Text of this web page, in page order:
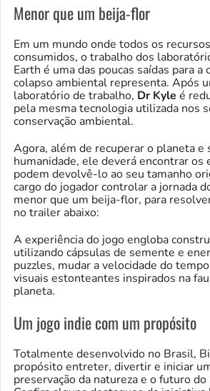
Menor que um beija-flor
Em um mundo onde todos os
consumidos, o trabalho dos
Earth é uma das poucas saídas para
colapso ambiental representa. Após
laboratório de trabalho, Dr Kyle é
pela mesma tecnologia utilizada nos
conservação ambiental.
Agora, além de recuperar o planeta e
humanidade, ele deverá encontrar os
podem devolvê-lo ao seu tamanho
cargo do jogador controlar a jornada
menor que um beija-flor, para
no trailer abaixo:
A experiência do jogo engloba
utilizando cápsulas de semente e
puzzles, mudar a velocidade do
visuais estonteantes inspirados na
planeta.
Um jogo indie com um propósito
Totalmente desenvolvido no Brasil,
propósito entreter, divertir e iniciar
preservação da natureza e o futuro